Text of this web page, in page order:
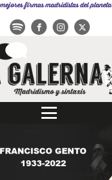
firmas madridistas del planeta